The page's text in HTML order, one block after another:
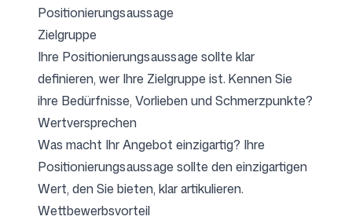
Positionierungsaussage
Zielgruppe
Ihre Positionierungsaussage sollte klar
definieren, wer Ihre Zielgruppe ist. Kennen Sie
ihre Bedürfnisse, Vorlieben und Schmerzpunkte?
Wertversprechen
Was macht Ihr Angebot einzigartig? Ihre
Positionierungsaussage sollte den einzigartigen
Wert, den Sie bieten, klar artikulieren.
Wettbewerbsvorteil